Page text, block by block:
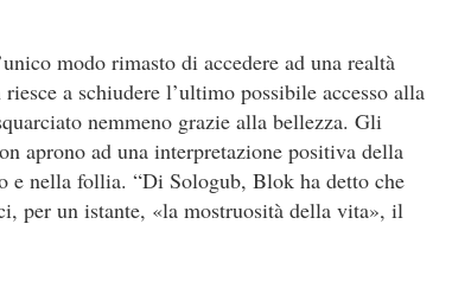
modo rimasto di accedere ad una realtà
a schiudere l’ultimo possibile accesso alla
nemmeno grazie alla bellezza. Gli
aprono ad una interpretazione positiva della
e nella follia. “Di Sologub, Blok ha detto che
per un istante, «la mostruosità della vita», il